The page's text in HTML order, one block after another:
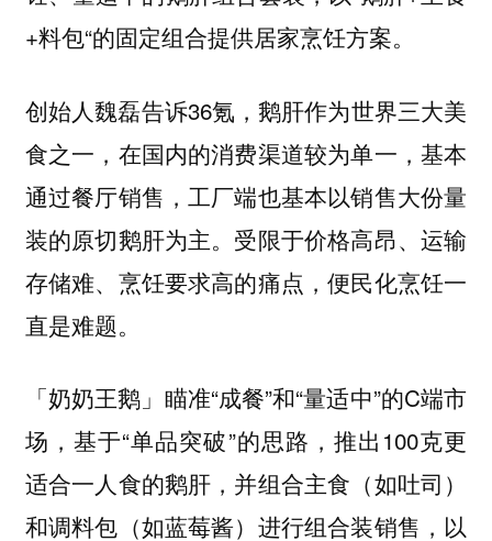
+料包“的固定组合提供居家烹饪方案。
创始人魏磊告诉36氪，鹅肝作为世界三大美
食之一，在国内的消费渠道较为单一，基本
通过餐厅销售，工厂端也基本以销售大份量
装的原切鹅肝为主。受限于价格高昂、运输
存储难、烹饪要求高的痛点，便民化烹饪一
直是难题。
「奶奶王鹅」瞄准“成餐”和“量适中”的C端市
场，基于“单品突破”的思路，推出100克更
适合一人食的鹅肝，并组合主食（如吐司）
和调料包（如蓝莓酱）进行组合装销售，以